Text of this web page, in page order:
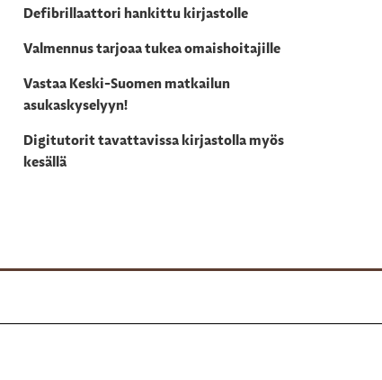
Defibrillaattori hankittu kirjastolle
Valmennus tarjoaa tukea omaishoitajille
Vastaa Keski-Suomen matkailun
asukaskyselyyn!
Digitutorit tavattavissa kirjastolla myös
kesällä